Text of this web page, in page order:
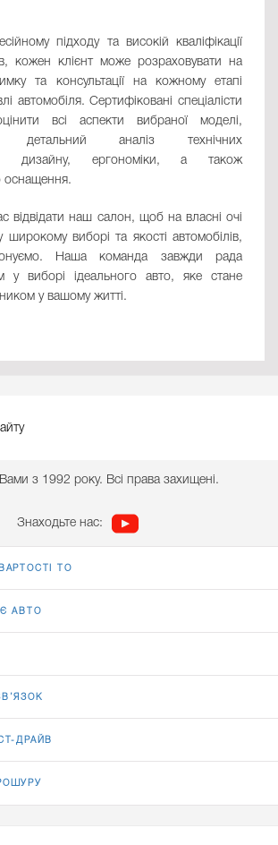
підходу та високій кваліфікації
кожен клієнт може розраховувати на
та консультації на кожному етапі
автомобіля. Сертифіковані спеціалісти
всі аспекти вибраної моделі,
детальний аналіз технічних
дизайну, ергономіки, а також
оснащення.
відвідати наш салон, щоб на власні очі
широкому виборі та якості автомобілів,
Наша команда завжди рада
у виборі ідеального авто, яке стане
у вашому житті.
з 1992 року. Всі права захищені.
Знаходьте нас:
ТО
АВТО
ДРАЙВ